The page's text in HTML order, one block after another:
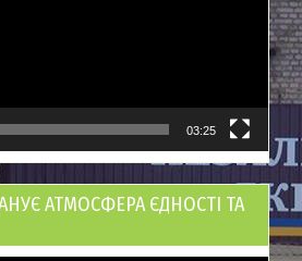
03:25
АТМОСФЕРА ЄДНОСТІ ТА